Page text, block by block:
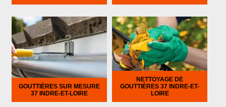
GOUTTIÈRES SUR MESURE
37 INDRE-ET-LOIRE
NETTOYAGE DE
GOUTTIÈRES 37 INDRE-ET-
LOIRE